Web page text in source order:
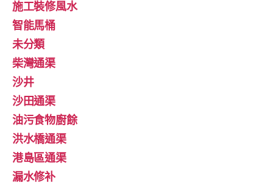
施工裝修風水
智能馬桶
未分類
柴灣通渠
沙井
沙田通渠
油污食物廚餘
洪水橋通渠
港島區通渠
漏水修补